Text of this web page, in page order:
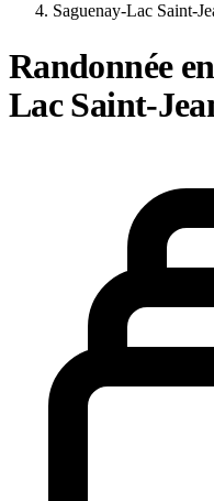
Saguenay-Lac Saint-
Randonnée
Lac Saint-